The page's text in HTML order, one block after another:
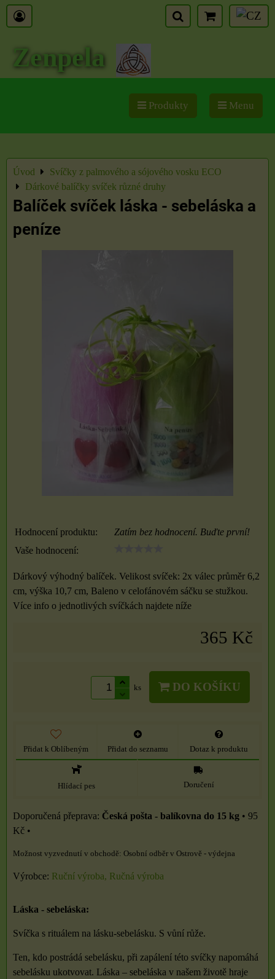
Zenpela
Produkty Menu
Úvod
Svíčky z palmového a sójového vosku ECO
Dárkové balíčky svíček různé druhy
Balíček svíček láska - sebeláska a
peníze
Hodnocení produktu:
Zatím bez hodnocení. Buďte první!
Vaše hodnocení:
Dárkový výhodný balíček. Velikost svíček: 2x válec průměr 6,2
cm, výška 10,7 cm, Baleno v celofánovém sáčku se stužkou.
Více info o jednotlivých svíčkách najdete níže
365 Kč
ks DO KOŠÍKU
Přidat k Oblíbeným Přidat do seznamu Dotaz k produktu
Hlídací pes Doručení
Česká pošta - balíkovna do 15 kg • 95
Kč •
Osobní odběr v Ostrově - výdejna
Výrobce: Ruční výroba, Ručná výroba
Láska - sebeláska:
Svíčka s rituálem na lásku-sebelásku. S vůní růže.
Ten, kdo postrádá sebelásku, při zapálení této svíčky napomáhá
sebelásku ukotvovat. Láska – sebeláska v našem životě hraje